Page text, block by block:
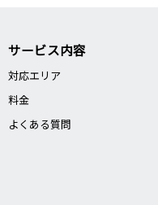
サービス内容
対応エリア
料金
よくある質問